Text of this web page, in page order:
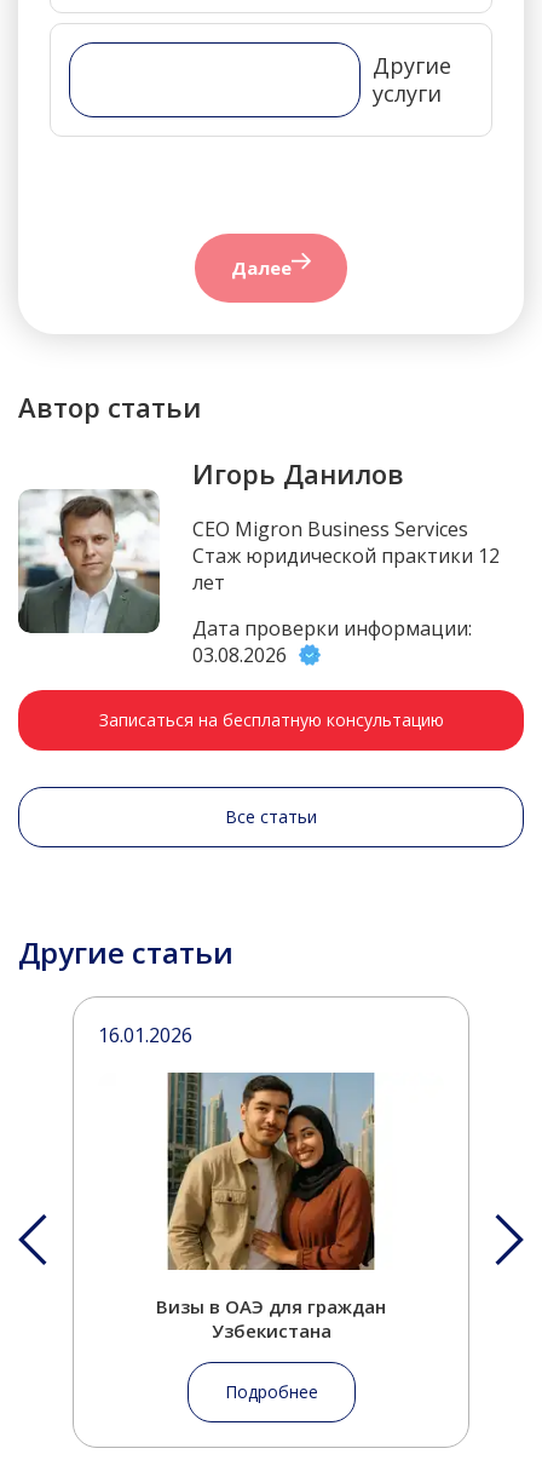
Другие
услуги
Далее
Автор статьи
Игорь Данилов
CEO Migron Business Services
Стаж юридической практики 12
лет
Дата проверки информации:
03.08.2026
Записаться на бесплатную консультацию
Все статьи
Другие статьи
16.01.2026
Визы в ОАЭ для граждан
Узбекистана
Подробнее